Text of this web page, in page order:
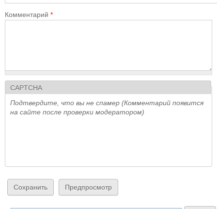
Комментарий *
CAPTCHA
Подтвердите, что вы не спамер (Комментарий появится
на сайте после проверки модератором)